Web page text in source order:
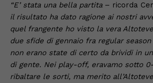
“E’ stata una bella partita– ricorda
il risultato ha dato ragione ai nostri
quel frangente ho visto la vera
due sfide di gennaio fra regular
non erano state di certo da brividi in
di gente. Nei play-off, eravamo sotto
ribaltare le sorti, ma merito